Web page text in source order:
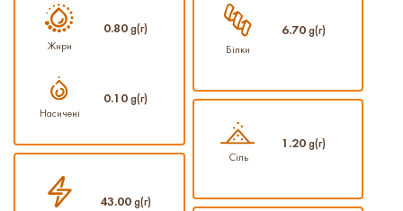
Жири
0.80 g(г)
Насичені
0.10 g(г)
Білки
6.70g(г)
43.00 g(г)
Сіль
1.20g(г)